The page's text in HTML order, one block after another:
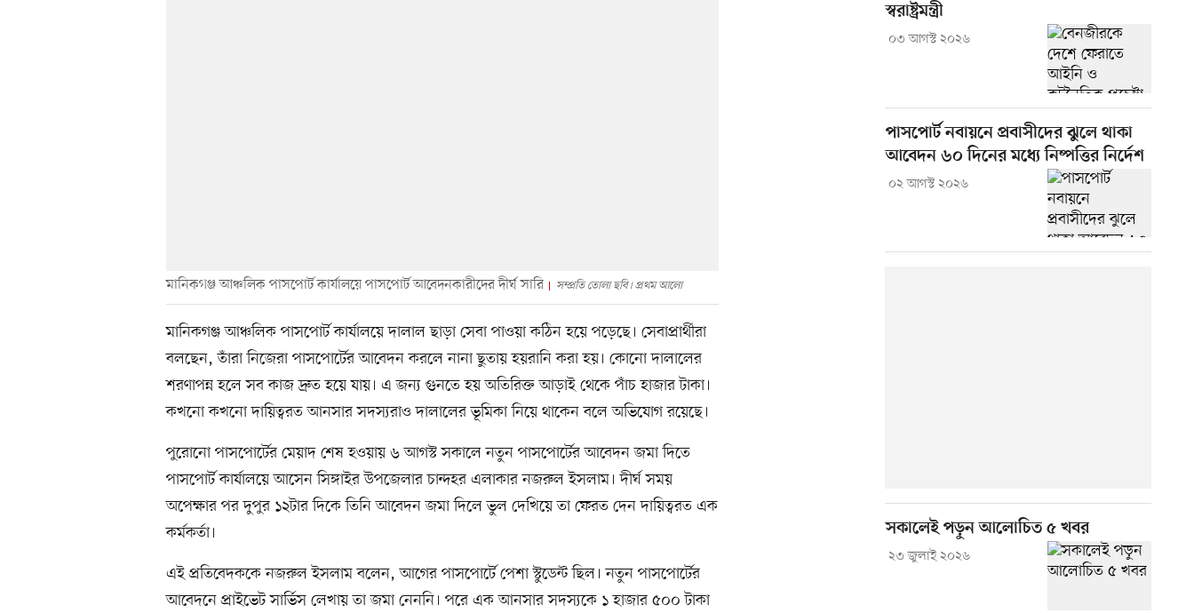
মানিকগঞ্জ আঞ্চলিক পাসপোর্ট কার্যালয়ে পাসপোর্ট আবেদনকারীদের দীর্ঘ সারি সম্প্রতি তোলা ছবি। প্রথম আলো
মানিকগঞ্জ আঞ্চলিক পাসপোর্ট কার্যালয়ে দালাল ছাড়া সেবা পাওয়া কঠিন হয়ে পড়েছে। সেবাপ্রার্থীরা
বলছেন, তাঁরা নিজেরা পাসপোর্টের আবেদন করলে নানা ছুতায় হয়রানি করা হয়। কোনো দালালের
শরণাপন্ন হলে সব কাজ দ্রুত হয়ে যায়। এ জন্য গুনতে হয় অতিরিক্ত আড়াই থেকে পাঁচ হাজার টাকা।
কখনো কখনো দায়িত্বরত আনসার সদস্যরাও দালালের ভূমিকা নিয়ে থাকেন বলে অভিযোগ রয়েছে।
পুরোনো পাসপোর্টের মেয়াদ শেষ হওয়ায় ৬ আগস্ট সকালে নতুন পাসপোর্টের আবেদন জমা দিতে
পাসপোর্ট কার্যালয়ে আসেন সিঙ্গাইর উপজেলার চান্দহর এলাকার নজরুল ইসলাম। দীর্ঘ সময়
অপেক্ষার পর দুপুর ১২টার দিকে তিনি আবেদন জমা দিলে ভুল দেখিয়ে তা ফেরত দেন দায়িত্বরত এক
কর্মকর্তা।
এই প্রতিবেদককে নজরুল ইসলাম বলেন, আগের পাসপোর্টে পেশা স্টুডেন্ট ছিল। নতুন পাসপোর্টের
আবেদনে প্রাইভেট সার্ভিস লেখায় তা জমা নেননি। পরে এক আনসার সদস্যকে ১ হাজার ৫০০ টাকা
স্বরাষ্ট্রমন্ত্রী
০৩ আগস্ট ২০২৬
পাসপোর্ট নবায়নে প্রবাসীদের ঝুলে থাকা
আবেদন ৬০ দিনের মধ্যে নিষ্পত্তির নির্দেশ
০২ আগস্ট ২০২৬
সকালেই পড়ুন আলোচিত ৫ খবর
২৩ জুলাই ২০২৬